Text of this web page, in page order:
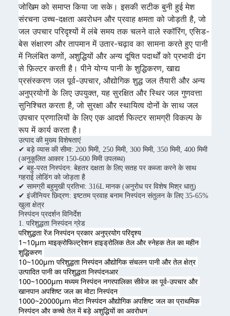
जोखिम को समाप्त किया जा सके। इसकी सटीक बुनी हुई मेश
संरचना उच्च-दक्षता अवरोधन और प्रवाह क्षमता को जोड़ती है, जो
जल उपचार परिदृश्यों में लंबे समय तक चलने वाले स्कॉरिंग, एसिड-
बेस संक्षारण और तापमान में उतार-चढ़ाव का सामना करते हुए पानी
में निलंबित कणों, अशुद्धियों और अन्य दूषित पदार्थों को प्रभावी ढंग
से फ़िल्टर करती है। पीने योग्य पानी के शुद्धिकरण, खाद्य
प्रसंस्करण जल पूर्व-उपचार, औद्योगिक शुद्ध जल तैयारी और अन्य
अनुप्रयोगों के लिए उपयुक्त, यह सुरक्षित और स्थिर जल गुणवत्ता
सुनिश्चित करता है, जो सुरक्षा और स्थायित्व दोनों के साथ जल
उपचार प्रणालियों के लिए एक आदर्श फिल्टर सामग्री विकल्प के
रूप में कार्य करता है।
उत्पाद की मुख्य विशेषताएं
✔ बड़े व्यास की सीमा: 200 मिमी, 250 मिमी, 300 मिमी, 350 मिमी, 400 मिमी
(अनुकूलित आकार 150-600 मिमी उपलब्ध)
✔ बहु-परत निस्पंदन: बेहतर दक्षता के लिए सतह पर कब्जा करने के साथ
गहराई लोडिंग को जोड़ता है
✔ सामग्री बहुमुखी प्रतिभा: 316L मानक (अनुरोध पर विशेष मिश्र धातु)
✔ इंजीनियर छिद्रण: इष्टतम प्रवाह बनाम निस्पंदन संतुलन के लिए 35-65%
खुला क्षेत्र
निस्पंदन प्रदर्शन विनिर्देश
1. परिशुद्धता निस्पंदन ग्रेड
परिशुद्धता रेंज निस्पंदन प्रकार अनुप्रयोग परिदृश्य
1~10μm माइक्रोफिल्ट्रेशन हाइड्रोलिक तेल और स्नेहक तेल का महीन
शुद्धिकरण
10~100μm परिशुद्धता निस्पंदन औद्योगिक संचलन पानी और तेल क्षेत्र
उत्पादित पानी का परिशुद्धता निस्पंदनआर
100~1000μm मध्यम निस्पंदन नगरपालिका सीवेज का पूर्व-उपचार और
खानपान अपशिष्ट जल का मोटा निस्पंदन
1000~20000μm मोटा निस्पंदन औद्योगिक अपशिष्ट जल का प्राथमिक
निस्पंदन और कच्चे तेल में बड़े अशुद्धियों का अवरोधन